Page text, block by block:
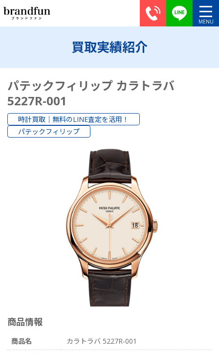
買取実績紹介
パテックフィリップ カラトラバ
5227R-001
時計買取｜無料のLINE査定を活用！
パテックフィリップ
商品情報
商品名
カラトラバ 5227R-001